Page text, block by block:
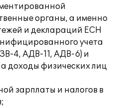
органы, а именно
и деклараций ЕСН
учета
4, АДВ-11, АДВ-6) и
доходы физических лиц
зарплаты и налогов в